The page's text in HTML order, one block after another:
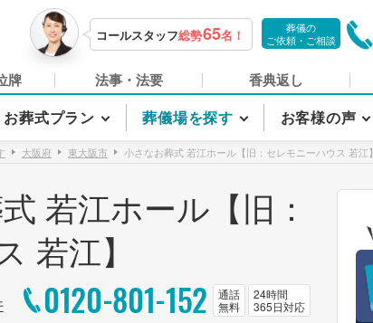
コールスタッフ総勢65名！
葬儀の
ご依頼・ご相談
牌 法事・法要 香典返し
お葬式プラン 葬儀場を探す お客様の声
大阪府 東大阪市 小さなお葬式 若江ホール【旧：セレモニーハウス 若江】
若江ホール【旧：
若江】
0120-801-152 通話
無料
24時間
365日対応